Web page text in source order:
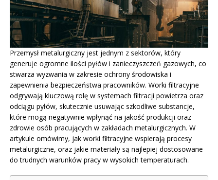
Przemysł metalurgiczny jest jednym z sektorów, który
generuje ogromne ilości pyłów i zanieczyszczeń gazowych, co
stwarza wyzwania w zakresie ochrony środowiska i
zapewnienia bezpieczeństwa pracowników. Worki filtracyjne
odgrywają kluczową rolę w systemach filtracji powietrza oraz
odciągu pyłów, skutecznie usuwając szkodliwe substancje,
które mogą negatywnie wpłynąć na jakość produkcji oraz
zdrowie osób pracujących w zakładach metalurgicznych. W
artykule omówimy, jak worki filtracyjne wspierają procesy
metalurgiczne, oraz jakie materiały są najlepiej dostosowane
do trudnych warunków pracy w wysokich temperaturach.